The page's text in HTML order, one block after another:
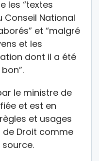
les “textes
National
et “malgré
et les
dont il a été
le ministre de
et est en
et usages
de Droit comme